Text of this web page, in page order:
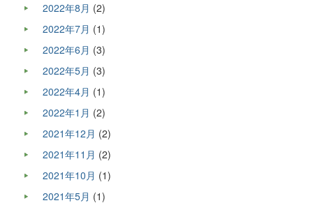
2022年8月 (2)
2022年7月 (1)
2022年6月 (3)
2022年5月 (3)
2022年4月 (1)
2022年1月 (2)
2021年12月 (2)
2021年11月 (2)
2021年10月 (1)
2021年5月 (1)